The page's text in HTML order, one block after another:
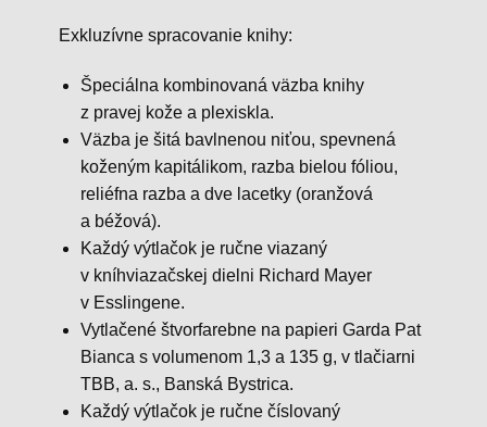
Exkluzívne spracovanie knihy:
Špeciálna kombinovaná väzba knihy
z pravej kože a plexiskla.
Väzba je šitá bavlnenou niťou, spevnená
koženým kapitálikom, razba bielou fóliou,
reliéfna razba a dve lacetky (oranžová
a béžová).
Každý výtlačok je ručne viazaný
v kníhviazačskej dielni Richard Mayer
v Esslingene.
Vytlačené štvorfarebne na papieri Garda Pat
Bianca s volumenom 1,3 a 135 g, v tlačiarni
TBB, a. s., Banská Bystrica.
Každý výtlačok je ručne číslovaný